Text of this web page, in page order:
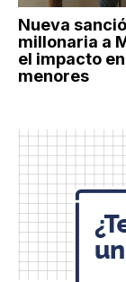
Nueva
millonaria a
el impacto en
menores